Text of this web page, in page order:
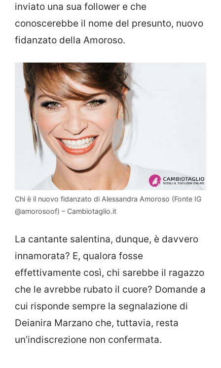
inviato una sua follower e che
conoscerebbe il nome del presunto, nuovo
fidanzato della Amoroso.
Chi è il nuovo fidanzato di Alessandra Amoroso (Fonte IG
@amorosoof) – Cambiotaglio.it
La cantante salentina, dunque, è davvero
innamorata? E, qualora fosse
effettivamente così, chi sarebbe il ragazzo
che le avrebbe rubato il cuore? Domande a
cui risponde sempre la segnalazione di
Deianira Marzano che, tuttavia, resta
un’indiscrezione non confermata.